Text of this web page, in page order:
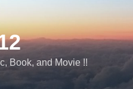
Book, and Movie !!